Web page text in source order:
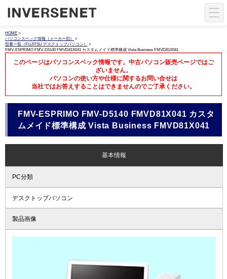
HOME >
パソコンスペック情報（メーカー別）
>
型番一覧（FUJITSU デスクトップパソコン）
>
FMV-ESPRIMO FMV-D5140 FMVD81X041 カスタムメイド標準構成 Vista Business FMVD81X041
このページはパソコンスペック情報です。中古パソコン販売ページではご
ざいません。
パソコンの使い方や仕様に関するお問い合せは
当社ではお答えすることはできませんのでご了承ください。
FMV-ESPRIMO FMV-D5140 FMVD81X041 カスタ
ムメイド標準構成 Vista Business FMVD81X041
基本情報
PC分類
デスクトップパソコン
製品画像